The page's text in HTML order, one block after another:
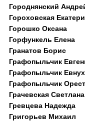
Городнянский
Гороховская
Горошко Оксана
Горфункель Елена
Гранатов Борис
Графопыльчик
Графопыльчик Евнух
Графопыльчик Орест
Грачевская Светлана
Гревцева Надежда
Григорьев Михаил